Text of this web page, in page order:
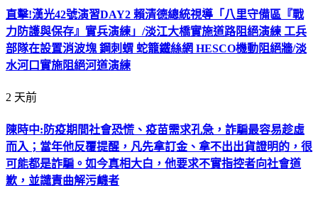
直擊!漢光42號演習DAY2 賴清德總統視導「八里守備區『戰
力防護與保存』實兵演練」/淡江大橋實施道路阻絕演練 工兵
部隊在設置消波塊 鋼刺蝟 蛇籠鐵絲網 HESCO機動阻絕牆/淡
水河口實施阻絕河道演練
2 天前
陳時中:防疫期間社會恐慌、疫苗需求孔急，詐騙最容易趁虛
而入；當年他反覆提醒，凡先拿訂金、拿不出出貨證明的，很
可能都是詐騙。如今真相大白，他要求不實指控者向社會道
歉，並譴責曲解污衊者